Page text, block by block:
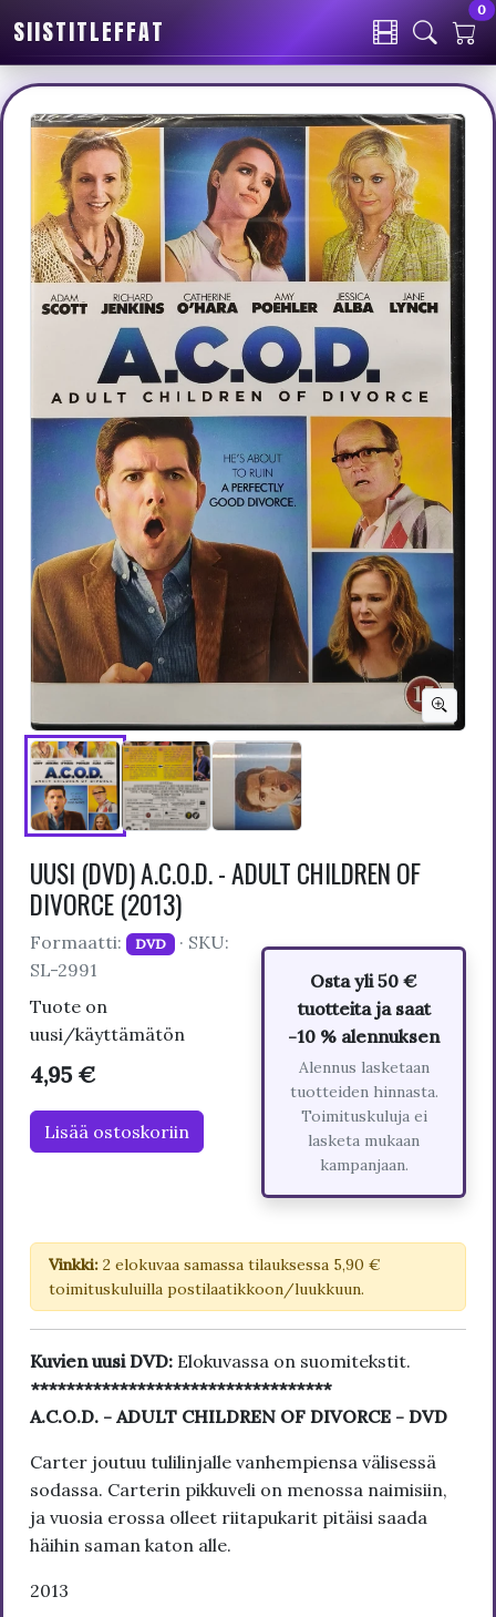
SIISTITLEFFAT
0
UUSI (DVD) A.C.O.D. - ADULT CHILDREN OF
DIVORCE (2013)
Formaatti: DVD · SKU:
SL-2991
Tuote on
uusi/käyttämätön
4,95 €
Lisää ostoskoriin
Osta yli 50 €
tuotteita ja saat
-10 % alennuksen
Alennus lasketaan
tuotteiden hinnasta.
Toimituskuluja ei
lasketa mukaan
kampanjaan.
Vinkki: 2 elokuvaa samassa tilauksessa 5,90 €
toimituskuluilla postilaatikkoon/luukkuun.
Kuvien uusi DVD: Elokuvassa on suomitekstit.
**********************************
A.C.O.D. - ADULT CHILDREN OF DIVORCE - DVD
Carter joutuu tulilinjalle vanhempiensa välisessä
sodassa. Carterin pikkuveli on menossa naimisiin,
ja vuosia erossa olleet riitapukarit pitäisi saada
häihin saman katon alle.
2013